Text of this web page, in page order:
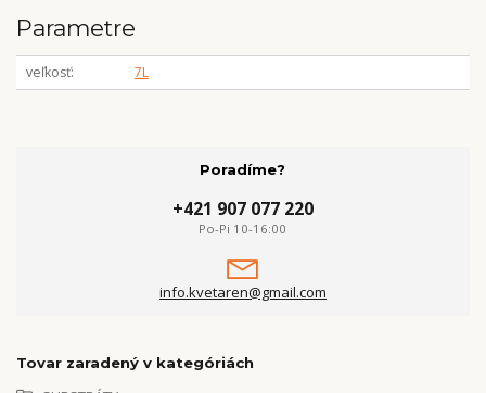
Parametre
veľkosť 7L
Poradíme?
+421 907 077 220
Po-Pi 10-16:00
info.kvetaren@gmail.com
Tovar zaradený v kategóriách